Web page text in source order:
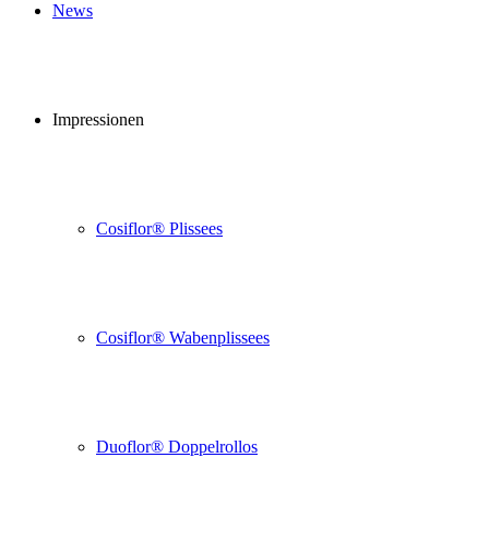
News
Impressionen
Cosiflor® Plissees
Cosiflor® Wabenplissees
Duoflor® Doppelrollos